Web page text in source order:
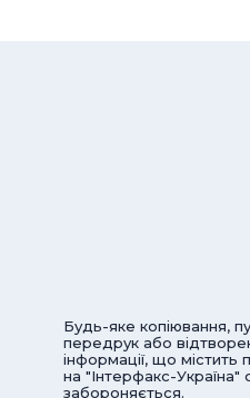
Будь-яке копіювання,
передрук або
інформації, що містить
на "Інтерфакс-Україна"
забороняється.